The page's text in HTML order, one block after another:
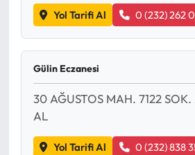
Yol Tarifi Al 0 (232) 262
Gülin Eczanesi
30 AĞUSTOS MAH. 7122
AL
Yol Tarifi Al 0 (232) 838